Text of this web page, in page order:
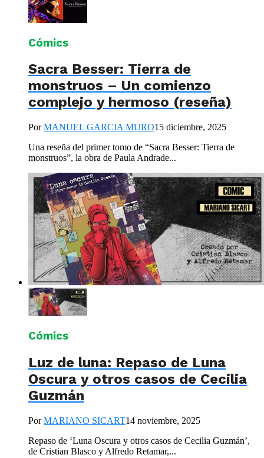
Cómics
Sacra Besser: Tierra de
monstruos – Un comienzo
complejo y hermoso (reseña)
PorMANUEL GARCIA MURO15 diciembre, 2025
Una reseña del primer tomo de “Sacra Besser: Tierra de
monstruos”, la obra de Paula Andrade...
Cómics
Luz de luna: Repaso de Luna
Oscura y otros casos de Cecilia
Guzmán
PorMARIANO SICART14 noviembre, 2025
Repaso de ‘Luna Oscura y otros casos de Cecilia Guzmán’,
de Cristian Blasco y Alfredo Retamar,...